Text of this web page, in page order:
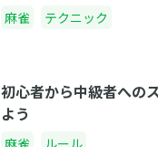
麻雀 テクニック
初心者から中級者への
よう
麻雀 ルール